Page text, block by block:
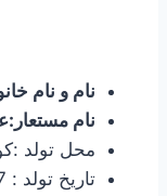
نام و نام
نام
محل تولد
تاریخ تولد : 1337